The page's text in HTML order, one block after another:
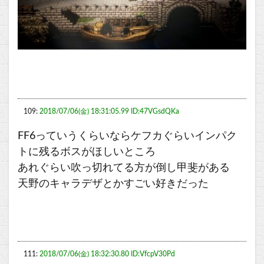
109: 2018/07/06(金) 18:31:05.99 ID:47VGsdQKa
FF6っていうくらいならケフカぐらいインパク
トに残るボスがほしいところ
あれぐらい吹っ切れてる方が倒し甲斐がある
天野のキャラデザとかすごい好きだった
111: 2018/07/06(金) 18:32:30.80 ID:VfcpV30Pd